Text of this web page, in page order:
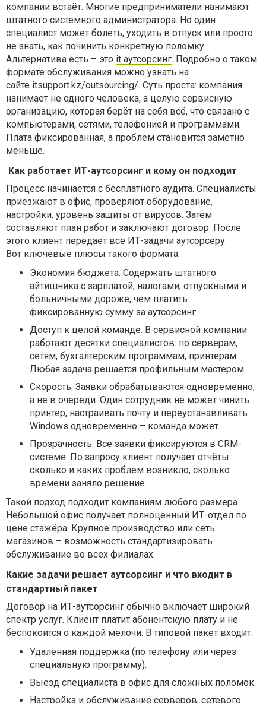
компании встаёт. Многие предприниматели нанимают
штатного системного администратора. Но один
специалист может болеть, уходить в отпуск или просто
не знать, как починить конкретную поломку.
Альтернатива есть – это it аутсорсинг. Подробно о таком
формате обслуживания можно узнать на
сайте itsupport.kz/outsourcing/. Суть проста: компания
нанимает не одного человека, а целую сервисную
организацию, которая берёт на себя всё, что связано с
компьютерами, сетями, телефонией и программами.
Плата фиксированная, а проблем становится заметно
меньше.
Как работает ИТ-аутсорсинг и кому он подходит
Процесс начинается с бесплатного аудита. Специалисты
приезжают в офис, проверяют оборудование,
настройки, уровень защиты от вирусов. Затем
составляют план работ и заключают договор. После
этого клиент передаёт все ИТ-задачи аутсорсеру.
Вот ключевые плюсы такого формата:
Экономия бюджета. Содержать штатного
айтишника с зарплатой, налогами, отпускными и
больничными дороже, чем платить
фиксированную сумму за аутсорсинг.
Доступ к целой команде. В сервисной компании
работают десятки специалистов: по серверам,
сетям, бухгалтерским программам, принтерам.
Любая задача решается профильным мастером.
Скорость. Заявки обрабатываются одновременно,
а не в очереди. Один сотрудник не может чинить
принтер, настраивать почту и переустанавливать
Windows одновременно – команда может.
Прозрачность. Все заявки фиксируются в CRM-
системе. По запросу клиент получает отчёты:
сколько и каких проблем возникло, сколько
времени заняло решение.
Такой подход подходит компаниям любого размера.
Небольшой офис получает полноценный ИТ-отдел по
цене стажёра. Крупное производство или сеть
магазинов – возможность стандартизировать
обслуживание во всех филиалах.
Какие задачи решает аутсорсинг и что входит в
стандартный пакет
Договор на ИТ-аутсорсинг обычно включает широкий
спектр услуг. Клиент платит абонентскую плату и не
беспокоится о каждой мелочи. В типовой пакет входит:
Удалённая поддержка (по телефону или через
специальную программу).
Выезд специалиста в офис для сложных поломок.
Настройка и обслуживание серверов, сетевого